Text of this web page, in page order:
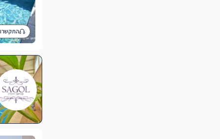
התקשרו